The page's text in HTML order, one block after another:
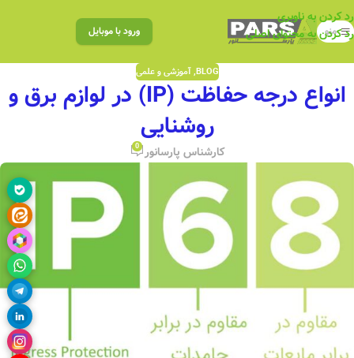
رد کردن به ناوبری
رد کردن به محتوای اصلی
منو ورود با موبایل
BLOG
,آموزشی و علمی
انواع درجه حفاظت (IP) در لوازم برق و
روشنایی
کارشناس پارسانور 0